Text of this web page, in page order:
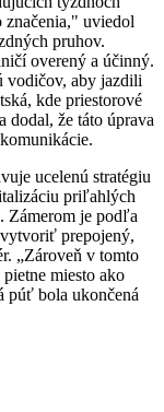
značenia," uviedol
pruhov.
overený a účinný.
vodičov, aby jazdili
kde priestorové
dodal, že táto úprava
ucelenú stratégiu
priľahlých
Zámerom je podľa
prepojený,
„Zároveň v tomto
miesto ako
púť bola ukončená